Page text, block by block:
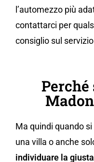
l’automezzo più
contattarci per
consiglio sul
Perché
Ma quindi quando
una villa o anche
individuare la